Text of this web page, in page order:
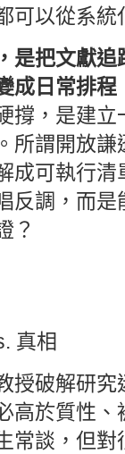
可以從系
是把文獻
成日常排
撐，是建
所謂開放
成可執行
反調，而
？
真相
授破解研
高於質性
常談，但